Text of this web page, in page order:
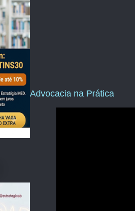
Advocacia na Prática